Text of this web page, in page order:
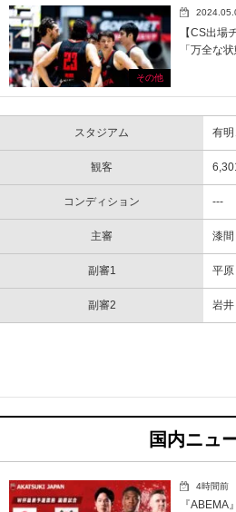
その他
【CS出
「万全な
スタジアム 有
観客
コンディション ---
主審 漆
副審1 平原
副審2 岩
国内ニュ
4時間前
『